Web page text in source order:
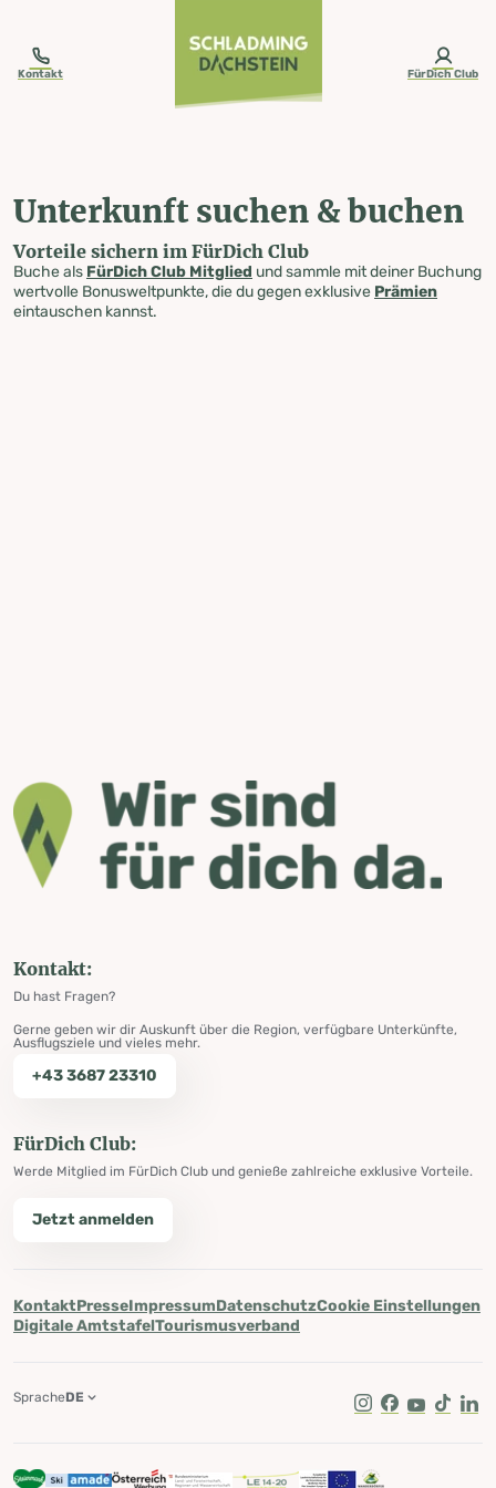
Kontakt FürDich Club
Unterkunft suchen & buchen
Vorteile sichern im FürDich Club
Buche als FürDich Club Mitglied und sammle mit deiner Buchung
wertvolle Bonusweltpunkte, die du gegen exklusive Prämien
eintauschen kannst.
Kontakt:
Du hast Fragen?
Gerne geben wir dir Auskunft über die Region, verfügbare Unterkünfte,
Ausflugsziele und vieles mehr.
+43 3687 23310
FürDich Club:
Werde Mitglied im FürDich Club und genieße zahlreiche exklusive Vorteile.
Jetzt anmelden
KontaktPresseImpressumDatenschutzCookie Einstellungen
Digitale AmtstafelTourismusverband
Instagram
Facebook
Youtube
Tik Tok
SpracheDE